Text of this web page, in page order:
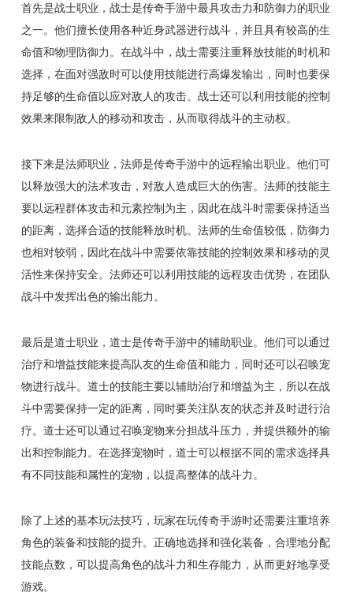
首先是战士职业，战士是传奇手游中最具攻击力和防御力的职业
之一。他们擅长使用各种近身武器进行战斗，并且具有较高的生
命值和物理防御力。在战斗中，战士需要注重释放技能的时机和
选择，在面对强敌时可以使用技能进行高爆发输出，同时也要保
持足够的生命值以应对敌人的攻击。战士还可以利用技能的控制
效果来限制敌人的移动和攻击，从而取得战斗的主动权。
接下来是法师职业，法师是传奇手游中的远程输出职业。他们可
以释放强大的法术攻击，对敌人造成巨大的伤害。法师的技能主
要以远程群体攻击和元素控制为主，因此在战斗时需要保持适当
的距离，选择合适的技能释放时机。法师的生命值较低，防御力
也相对较弱，因此在战斗中需要依靠技能的控制效果和移动的灵
活性来保持安全。法师还可以利用技能的远程攻击优势，在团队
战斗中发挥出色的输出能力。
最后是道士职业，道士是传奇手游中的辅助职业。他们可以通过
治疗和增益技能来提高队友的生命值和能力，同时还可以召唤宠
物进行战斗。道士的技能主要以辅助治疗和增益为主，所以在战
斗中需要保持一定的距离，同时要关注队友的状态并及时进行治
疗。道士还可以通过召唤宠物来分担战斗压力，并提供额外的输
出和控制能力。在选择宠物时，道士可以根据不同的需求选择具
有不同技能和属性的宠物，以提高整体的战斗力。
除了上述的基本玩法技巧，玩家在玩传奇手游时还需要注重培养
角色的装备和技能的提升。正确地选择和强化装备，合理地分配
技能点数，可以提高角色的战斗力和生存能力，从而更好地享受
游戏。